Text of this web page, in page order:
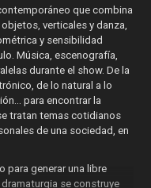
que combina
verticales y danza,
y sensibilidad
Música, escenografía,
durante el show. De la
de lo natural a lo
para encontrar la
tratan temas cotidianos
de una sociedad, en
para generar una libre
se construye